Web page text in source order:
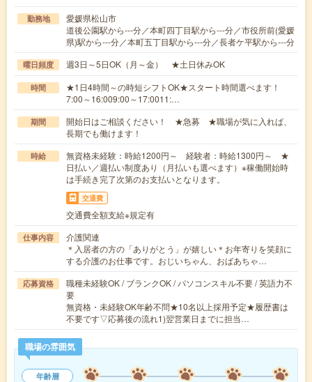
勤務地
愛媛県松山市
道後公園駅から---分／本町四丁目駅から---分／市役所前(愛媛
県)駅から---分／本町五丁目駅から---分／長者ケ平駅から---分
曜日頻度 週3日～5日OK（月～金） ★土日休みOK
時間
★1日4時間～の時短シフトOK★スタート時間選べます！
7:00～16:009:00～17:0011:…
期間
開始日はご相談ください！ ★急募 ★職場が気に入れば、
長期でも働けます！
時給
無資格未経験：時給1200円～ 経験者：時給1300円～ ★
日払い／週払い制度あり（月払いも選べます）※稼働開始時
は手続き完了次第のお支払いとなります。
交通費
交通費全額支給※規定有
仕事内容
介護関連
＊入居者の方の「ありがとう」が嬉しい＊お年寄りを笑顔に
する介護のお仕事です。おじいちゃん、おばあちゃ…
応募資格
職種未経験OK / ブランクOK / パソコンスキル不要 / 英語力不
要
無資格・未経験OK年齢不問★10名以上採用予定★履歴書は
不要です▽応募後の流れ1)翌営業日までに担当…
職場の雰囲気
年齢層